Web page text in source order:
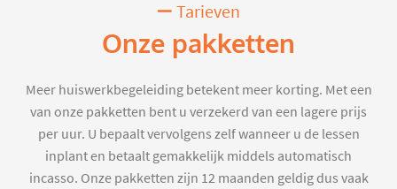
Tarieven
Onze pakketten
Meer huiswerkbegeleiding betekent meer korting. Met een
van onze pakketten bent u verzekerd van een lagere prijs
per uur. U bepaalt vervolgens zelf wanneer u de lessen
inplant en betaalt gemakkelijk middels automatisch
incasso. Onze pakketten zijn 12 maanden geldig dus vaak